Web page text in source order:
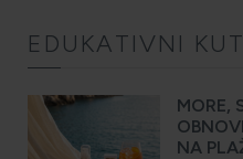
EDUKATIVNI
MORE,
NA